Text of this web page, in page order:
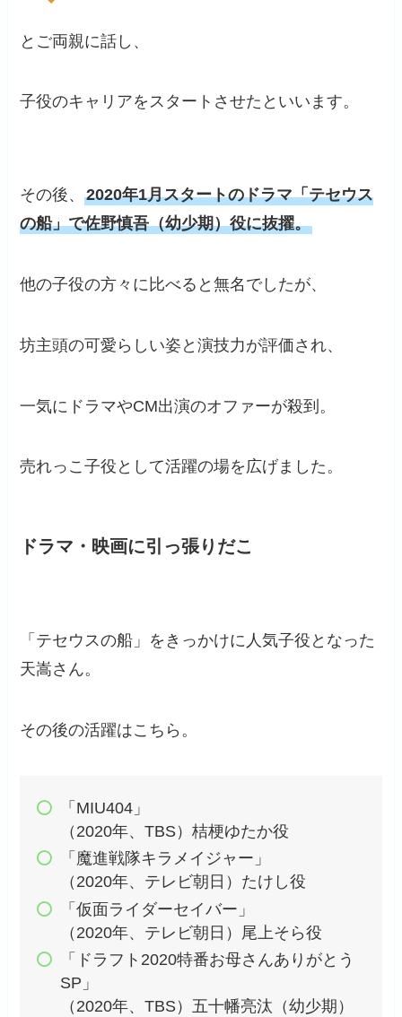
とご両親に話し、
子役のキャリアをスタートさせたといいます。
その後、2020年1月スタートのドラマ「テセウス
の船」で佐野慎吾（幼少期）役に抜擢。
他の子役の方々に比べると無名でしたが、
坊主頭の可愛らしい姿と演技力が評価され、
一気にドラマやCM出演のオファーが殺到。
売れっこ子役として活躍の場を広げました。
ドラマ・映画に引っ張りだこ
「テセウスの船」をきっかけに人気子役となった
天嵩さん。
その後の活躍はこちら。
「MIU404」
（2020年、TBS）桔梗ゆたか役
「魔進戦隊キラメイジャー」
（2020年、テレビ朝日）たけし役
「仮面ライダーセイバー」
（2020年、テレビ朝日）尾上そら役
「ドラフト2020特番お母さんありがとう
SP」
（2020年、TBS）五十幡亮汰（幼少期）